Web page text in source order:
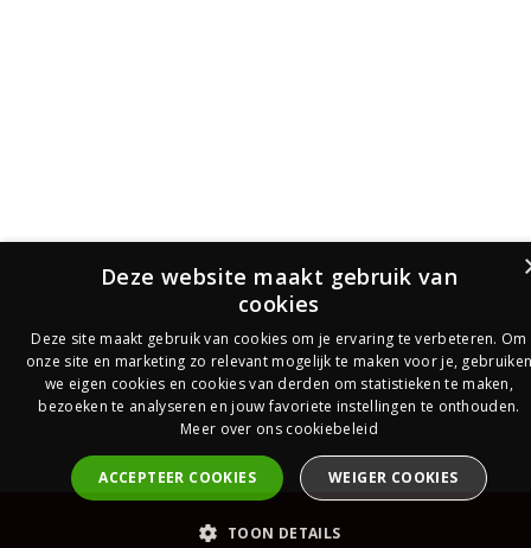
PrijsOfferte
Deze website maakt gebruik van
cookies
Deze site maakt gebruik van cookies om je ervaring te verbeteren. Om
onze site en marketing zo relevant mogelijk te maken voor je,
we eigen cookies en cookies van derden om statistieken te maken,
bezoeken te analyseren en jouw favoriete instellingen te onthouden.
Meer over ons cookiebeleid
ACCEPTEER COOKIES WEIGER COOKIES
TOON DETAILS